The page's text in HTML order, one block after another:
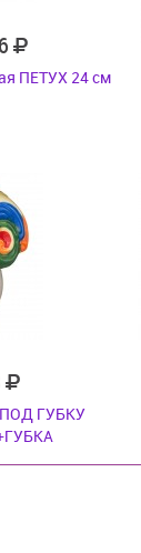
ПЕТУХ 24 см
ГУБКУ